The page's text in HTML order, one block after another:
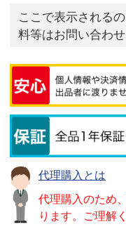
ここで表示される
料等はお問い合わ
代理購入とは
代理購入のため
ります。ご理解